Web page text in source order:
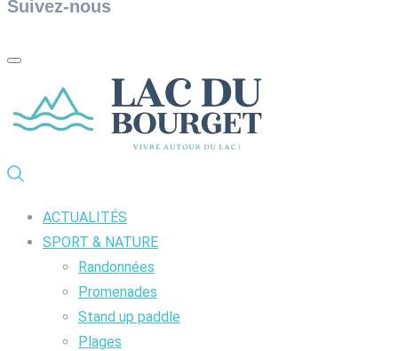
Suivez-nous
ACTUALITÉS
SPORT & NATURE
Randonnées
Promenades
Stand up paddle
Plages